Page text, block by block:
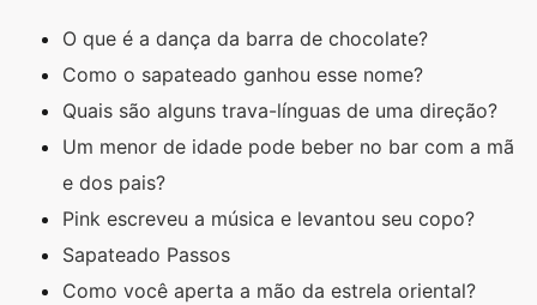
O que é a dança da barra de chocolate?
Como o sapateado ganhou esse nome?
Quais são alguns trava-línguas de uma direção?
Um menor de idade pode beber no bar com a mã
e dos pais?
Pink escreveu a música e levantou seu copo?
Sapateado Passos
Como você aperta a mão da estrela oriental?